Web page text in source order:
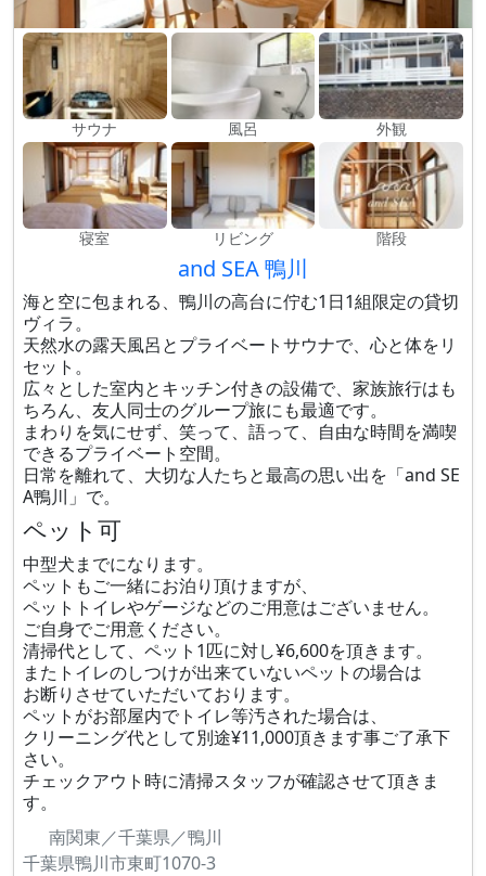
サウナ 風呂 外観
寝室 リビング 階段
and SEA 鴨川
海と空に包まれる、鴨川の高台に佇む1日1組限定の貸切
ヴィラ。
天然水の露天風呂とプライベートサウナで、心と体をリ
セット。
広々とした室内とキッチン付きの設備で、家族旅行はも
ちろん、友人同士のグループ旅にも最適です。
まわりを気にせず、笑って、語って、自由な時間を満喫
できるプライベート空間。
日常を離れて、大切な人たちと最高の思い出を「and SE
A鴨川」で。
ペット可
中型犬までになります。
ペットもご一緒にお泊り頂けますが、
ペットトイレやゲージなどのご用意はございません。
ご自身でご用意ください。
清掃代として、ペット1匹に対し¥6,600を頂きます。
またトイレのしつけが出来ていないペットの場合は
お断りさせていただいております。
ペットがお部屋内でトイレ等汚された場合は、
クリーニング代として別途¥11,000頂きます事ご了承下
さい。
チェックアウト時に清掃スタッフが確認させて頂きま
す。
南関東／千葉県／鴨川
千葉県鴨川市東町1070-3